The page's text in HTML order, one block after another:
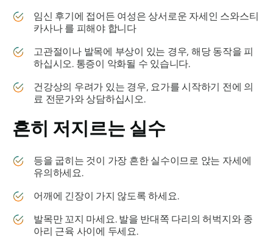
임신 후기에 접어든 여성은 상서로운 자세인 스와스티
카사나를 피해야 합니다
고관절이나 발목에 부상이 있는 경우, 해당 동작을 피
하십시오. 통증이 악화될 수 있습니다.
건강상의 우려가 있는 경우, 요가를 시작하기 전에 의
료 전문가와 상담하십시오.
흔히 저지르는 실수
등을 굽히는 것이 가장 흔한 실수이므로 앉는 자세에
유의하세요.
어깨에 긴장이 가지 않도록 하세요.
발목만 꼬지 마세요. 발을 반대쪽 다리의 허벅지와 종
아리 근육 사이에 두세요.